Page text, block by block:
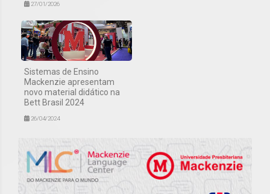
27/01/2026
Sistemas de Ensino
Mackenzie apresentam
novo material didático na
Bett Brasil 2024
26/04/2024